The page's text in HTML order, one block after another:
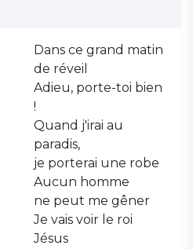
Dans ce grand matin
de réveil
Adieu, porte-toi bien
!
Quand j'irai au
paradis,
je porterai une robe
Aucun homme
ne peut me gêner
Je vais voir le roi
Jésus